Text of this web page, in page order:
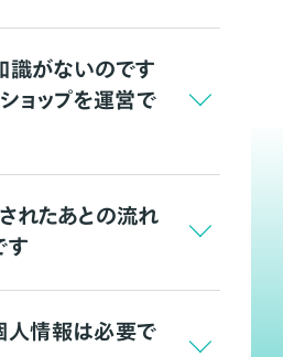
識がないのです
ョップを運営で
れたあとの流れ
す
人情報は必要で